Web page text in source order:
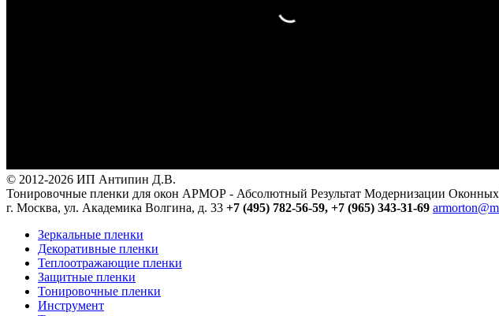
© 2012-2026 ИП Антипин Д.В.
Тонировочные пленки для окон АРМОР - Абсолютный Результат Модернизации
г. Москва, ул. Академика Волгина, д. 33 +7 (495) 782-56-59, +7 (965) 343-31-69
Зеркальные пленки
Декоративные пленки
Теплоотражающие пленки
Защитные пленки
Тонировочные пленки
Инструмент